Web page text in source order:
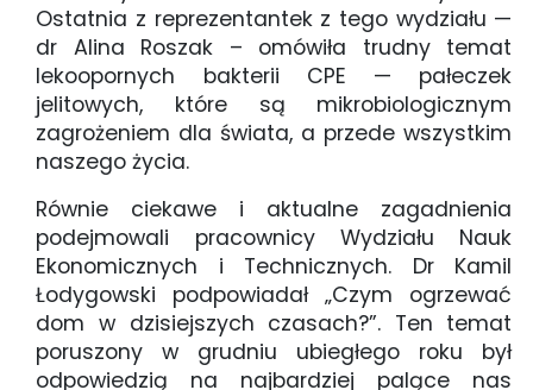
Ostatnia z reprezentantek z tego wydziału —
dr Alina Roszak – omówiła trudny temat
lekoopornych bakterii CPE — pałeczek
jelitowych, które są mikrobiologicznym
zagrożeniem dla świata, a przede wszystkim
naszego życia.
Równie ciekawe i aktualne zagadnienia
podejmowali pracownicy Wydziału Nauk
Ekonomicznych i Technicznych. Dr Kamil
Łodygowski podpowiadał „Czym ogrzewać
dom w dzisiejszych czasach?”. Ten temat
poruszony w grudniu ubiegłego roku był
odpowiedzią na najbardziej palące nas